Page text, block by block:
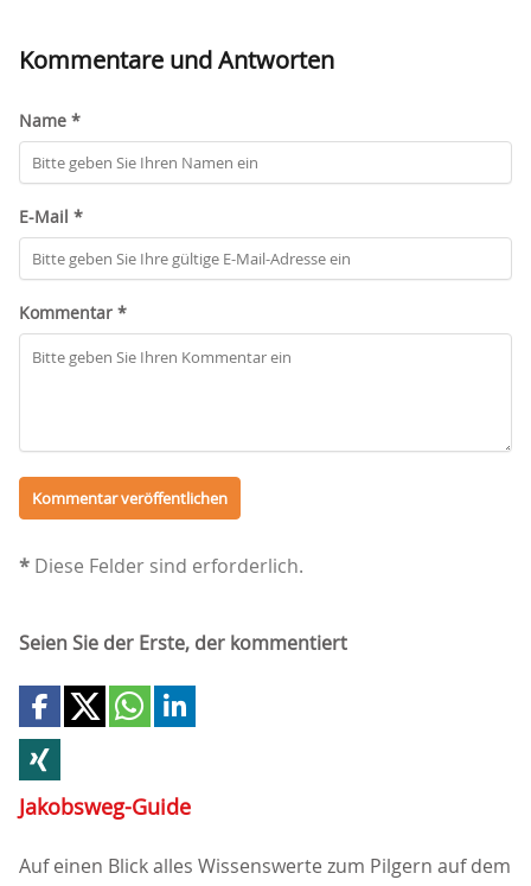
Kommentare und Antworten
Name *
E-Mail *
Kommentar *
* Diese Felder sind erforderlich.
Seien Sie der Erste, der kommentiert
Jakobsweg-Guide
Auf einen Blick alles Wissenswerte zum Pilgern auf dem